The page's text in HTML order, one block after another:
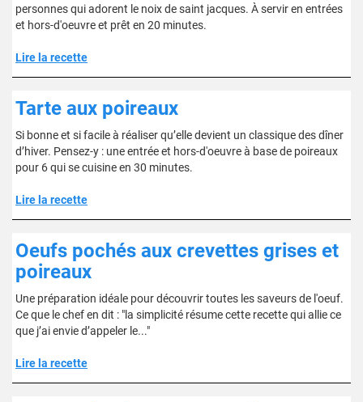
personnes qui adorent le noix de saint jacques. À servir en entrées
et hors-d'oeuvre et prêt en 20 minutes.
Lire la recette
Tarte aux poireaux
Si bonne et si facile à réaliser qu’elle devient un classique des dîner
d’hiver. Pensez-y : une entrée et hors-d'oeuvre à base de poireaux
pour 6 qui se cuisine en 30 minutes.
Lire la recette
Oeufs pochés aux crevettes grises et
poireaux
Une préparation idéale pour découvrir toutes les saveurs de l'oeuf.
Ce que le chef en dit : "la simplicité résume cette recette qui allie ce
que j’ai envie d’appeler le..."
Lire la recette